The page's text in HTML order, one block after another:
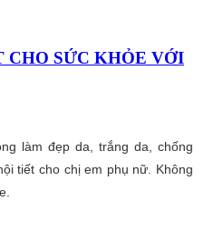
SỨC KHỎE VỚI
làm đẹp da, trắng da, chống
tiết cho chị em phụ nữ. Không